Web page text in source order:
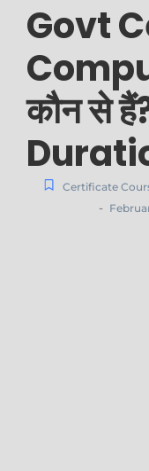
Govt
कौन से
Certificate
-